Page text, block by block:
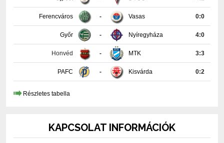
Győr Nyíregyháza 4:0
Honvéd MTK 3:3
PAFC Kisvárda 0:2
Részletes tabella
PAKSI FUTBALL CLUB KFT.